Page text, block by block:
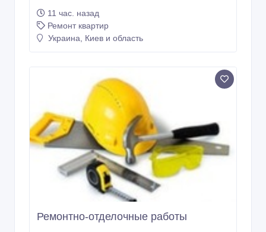
11 час. назад
Ремонт квартир
Украина, Киев и область
Ремонтно-отделочные работы